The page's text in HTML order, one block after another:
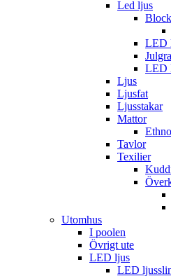
Led ljus
LED
LED
Ljus
Ljusfat
Ljusstakar
Mattor
Tavlor
Texilier
Utomhus
I poolen
Övrigt ute
LED ljus
LED